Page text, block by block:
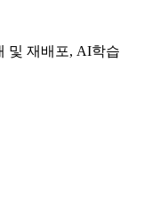
및 재배포, AI학습